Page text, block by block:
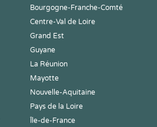
Bourgogne-Franche-Comté
Centre-Val de Loire
Grand Est
Guyane
La Réunion
Mayotte
Nouvelle-Aquitaine
Pays de la Loire
Île-de-France